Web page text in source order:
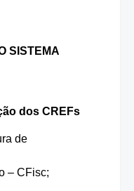
SISTEMA
dos CREFs
de
– CFisc;